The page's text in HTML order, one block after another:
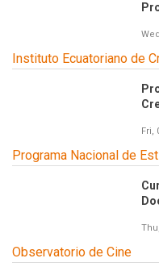
Instituto Ecuatoriano de
Fri,
Programa Nacional de
Observatorio de Cine